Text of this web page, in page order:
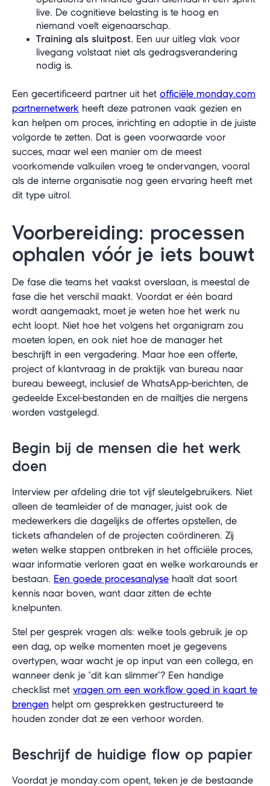
live. De cognitieve belasting is te hoog en
niemand voelt eigenaarschap.
Training als sluitpost. Een uur uitleg vlak voor
livegang volstaat niet als gedragsverandering
nodig is.
Een gecertificeerd partner uit het officiële monday.com
partnernetwerk heeft deze patronen vaak gezien en
kan helpen om proces, inrichting en adoptie in de juiste
volgorde te zetten. Dat is geen voorwaarde voor
succes, maar wel een manier om de meest
voorkomende valkuilen vroeg te ondervangen, vooral
als de interne organisatie nog geen ervaring heeft met
dit type uitrol.
Voorbereiding: processen
ophalen vóór je iets bouwt
De fase die teams het vaakst overslaan, is meestal de
fase die het verschil maakt. Voordat er één board
wordt aangemaakt, moet je weten hoe het werk nu
echt loopt. Niet hoe het volgens het organigram zou
moeten lopen, en ook niet hoe de manager het
beschrijft in een vergadering. Maar hoe een offerte,
project of klantvraag in de praktijk van bureau naar
bureau beweegt, inclusief de WhatsApp-berichten, de
gedeelde Excel-bestanden en de mailtjes die nergens
worden vastgelegd.
Begin bij de mensen die het werk
doen
Interview per afdeling drie tot vijf sleutelgebruikers. Niet
alleen de teamleider of de manager, juist ook de
medewerkers die dagelijks de offertes opstellen, de
tickets afhandelen of de projecten coördineren. Zij
weten welke stappen ontbreken in het officiële proces,
waar informatie verloren gaat en welke workarounds er
bestaan. Een goede procesanalyse haalt dat soort
kennis naar boven, want daar zitten de echte
knelpunten.
Stel per gesprek vragen als: welke tools gebruik je op
een dag, op welke momenten moet je gegevens
overtypen, waar wacht je op input van een collega, en
wanneer denk je "dit kan slimmer"? Een handige
checklist met vragen om een workflow goed in kaart te
brengen helpt om gesprekken gestructureerd te
houden zonder dat ze een verhoor worden.
Beschrijf de huidige flow op papier
Voordat je monday.com opent, teken je de bestaande